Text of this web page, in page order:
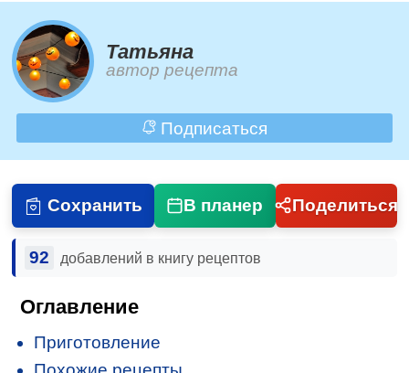
Татьяна
автор рецепта
Подписаться
Сохранить В планер Поделиться
92 добавлений в книгу рецептов
Оглавление
Приготовление